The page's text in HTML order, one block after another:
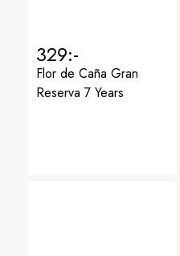
329:-
Flor de Caña Gran
Reserva 7 Years